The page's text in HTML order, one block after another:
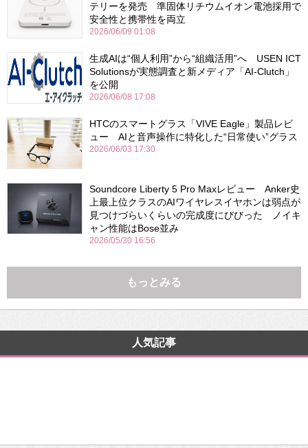
テリーを発売 準固体リチウムイオン電池採用で
安全性と携帯性を両立
2026/06/09 01:08
生成AIは“個人利用”から“組織活用”へ USEN ICT
Solutionsが実態調査と新メディア「AI-Clutch」
を公開
2026/06/08 17:08
HTCのスマートグラス「VIVE Eagle」製品レビ
ュー AIと音声操作に特化した“日常使い”グラス
2026/06/03 17:30
Soundcore Liberty 5 Pro Maxレビュー Anker史
上最上位クラスのAIワイヤレスイヤホンは弱点が
見つけづらいくらいの完成度にびびった ノイキ
ャン性能はBose並み
2026/05/30 16:56
もっとみる
人気記事